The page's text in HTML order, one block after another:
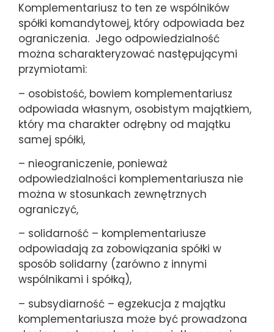
Komplementariusz to ten ze wspólników
spółki komandytowej, który odpowiada bez
ograniczenia. Jego odpowiedzialność
można scharakteryzować następującymi
przymiotami:
– osobistość, bowiem komplementariusz
odpowiada własnym, osobistym majątkiem,
który ma charakter odrębny od majątku
samej spółki,
– nieograniczenie, ponieważ
odpowiedzialności komplementariusza nie
można w stosunkach zewnętrznych
ograniczyć,
– solidarność – komplementariusze
odpowiadają za zobowiązania spółki w
sposób solidarny (zarówno z innymi
wspólnikami i spółką),
– subsydiarność – egzekucja z majątku
komplementariusza może być prowadzona